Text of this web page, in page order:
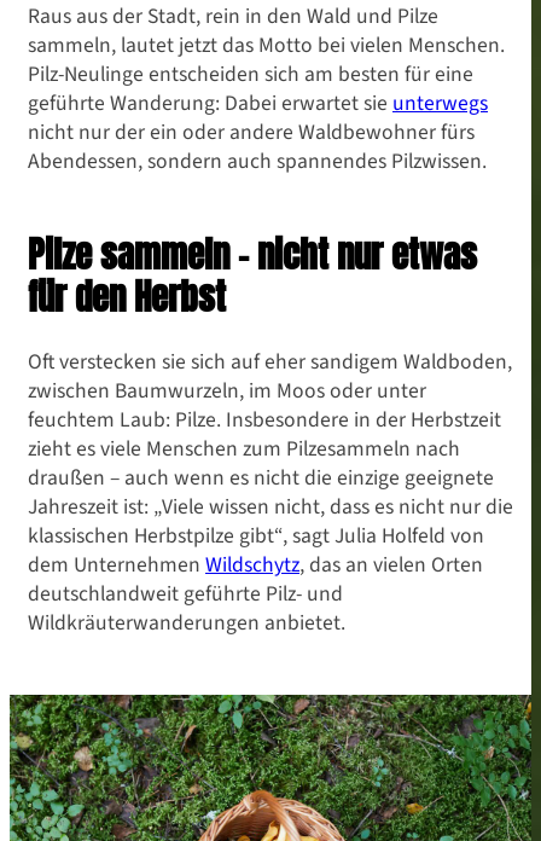
Raus aus der Stadt, rein in den Wald und Pilze
sammeln, lautet jetzt das Motto bei vielen Menschen.
Pilz-Neulinge entscheiden sich am besten für eine
geführte Wanderung: Dabei erwartet sie unterwegs
nicht nur der ein oder andere Waldbewohner fürs
Abendessen, sondern auch spannendes Pilzwissen.
Pilze sammeln – nicht nur etwas
für den Herbst
Oft verstecken sie sich auf eher sandigem Waldboden,
zwischen Baumwurzeln, im Moos oder unter
feuchtem Laub: Pilze. Insbesondere in der Herbstzeit
zieht es viele Menschen zum Pilzesammeln nach
draußen – auch wenn es nicht die einzige geeignete
Jahreszeit ist: „Viele wissen nicht, dass es nicht nur die
klassischen Herbstpilze gibt“, sagt Julia Holfeld von
dem Unternehmen Wildschytz, das an vielen Orten
deutschlandweit geführte Pilz- und
Wildkräuterwanderungen anbietet.